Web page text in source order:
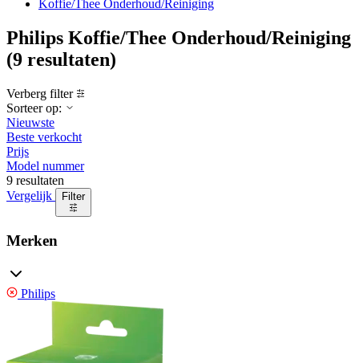
Koffie/Thee Onderhoud/Reiniging
Philips Koffie/Thee Onderhoud/Reiniging
(9 resultaten)
Verberg filter
Sorteer op:
Nieuwste
Beste verkocht
Prijs
Model nummer
9 resultaten
Vergelijk
Filter
Merken
Philips